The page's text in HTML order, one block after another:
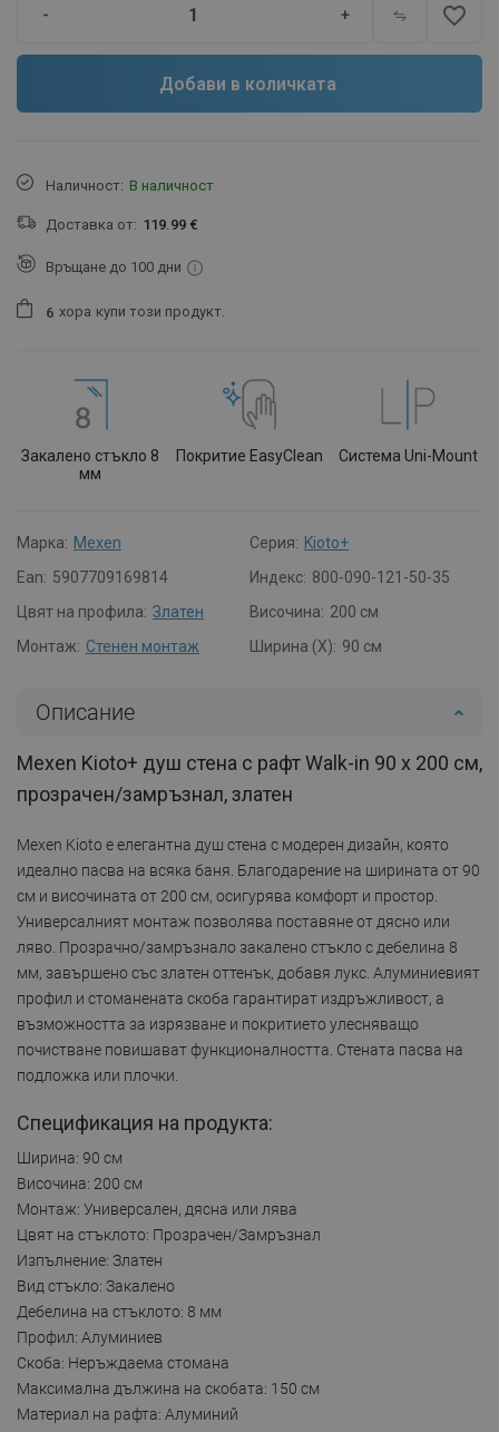
- + favorite_border
Добави в количката
Наличност: В наличност
Доставка от: 119.99 €
Връщане до 100 дни
6 хора купи този продукт.
Закалено стъкло 8
мм
Покритие EasyClean Система Uni-Mount
Марка: Mexen Серия: Kioto+
Ean: 5907709169814 Индекс: 800-090-121-50-35
Цвят на профила: Златен Височина: 200 см
Монтаж: Стенен монтаж Ширина (X): 90 см
Описание
Mexen Kioto+ душ стена с рафт Walk-in 90 x 200 см,
прозрачен/замръзнал, златен
Mexen Kioto е елегантна душ стена с модерен дизайн, която
идеално пасва на всяка баня. Благодарение на ширината от 90
см и височината от 200 см, осигурява комфорт и простор.
Универсалният монтаж позволява поставяне от дясно или
ляво. Прозрачно/замръзнало закалено стъкло с дебелина 8
мм, завършено със златен оттенък, добавя лукс. Алуминиевият
профил и стоманената скоба гарантират издръжливост, а
възможността за изрязване и покритието улесняващо
почистване повишават функционалността. Стената пасва на
подложка или плочки.
Спецификация на продукта:
Ширина: 90 см
Височина: 200 см
Монтаж: Универсален, дясна или лява
Цвят на стъклото: Прозрачен/Замръзнал
Изпълнение: Златен
Вид стъкло: Закалено
Дебелина на стъклото: 8 мм
Профил: Алуминиев
Скоба: Неръждаема стомана
Максимална дължина на скобата: 150 см
Материал на рафта: Алуминий